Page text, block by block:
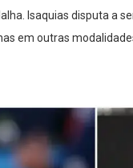
Isaquias disputa a
em outras